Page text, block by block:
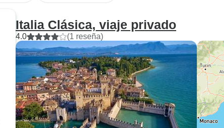
Italia Clásica, viaje privado
4.0 (1 reseña)